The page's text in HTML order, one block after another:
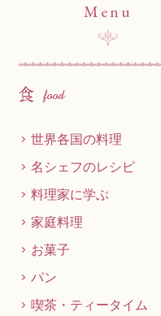
Menu
世界各国の料理
名シェフのレシピ
料理家に学ぶ
家庭料理
お菓子
パン
喫茶・ティータイム